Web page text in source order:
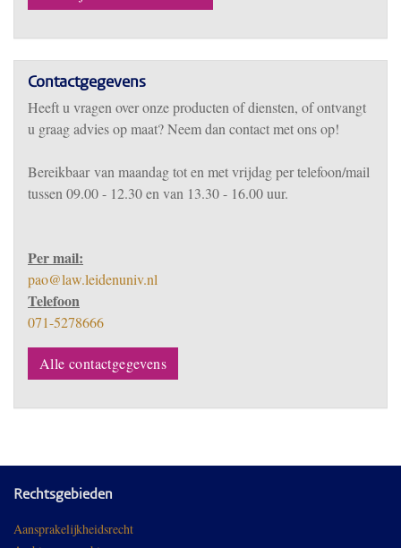
Contactgegevens
Heeft u vragen over onze producten of diensten, of ontvangt
u graag advies op maat? Neem dan contact met ons op!
Bereikbaarvan maandag tot en met vrijdag per telefoon/mail
tussen 09.00 - 12.30 en van 13.30 - 16.00 uur.
Per mail:
pao@law.leidenuniv.nl
Telefoon
071-5278666
Alle contactgegevens
Rechtsgebieden
Aansprakelijkheidsrecht